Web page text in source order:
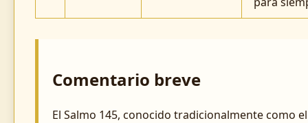
Comentario breve
El Salmo 145, conocido tradicionalmente como el